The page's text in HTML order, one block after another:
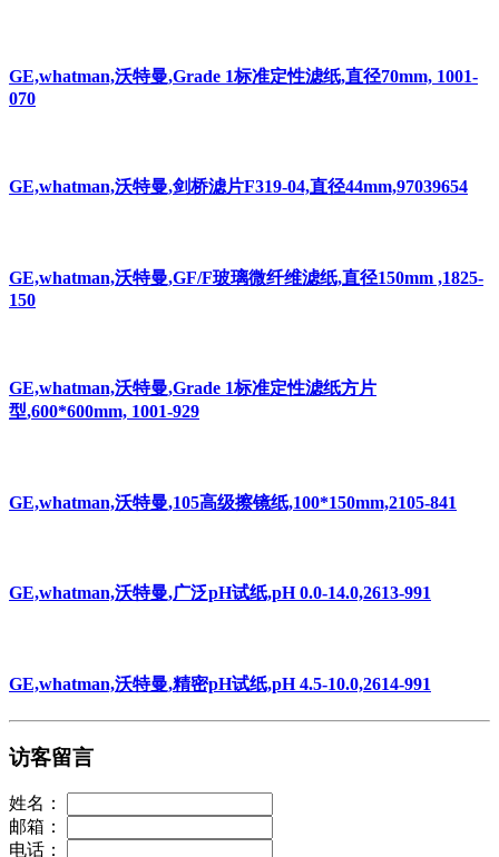
GE,whatman,沃特曼,Grade 1标准定性滤纸,直径70mm, 1001-
070
GE,whatman,沃特曼,剑桥滤片F319-04,直径44mm,97039654
GE,whatman,沃特曼,GF/F玻璃微纤维滤纸,直径150mm ,1825-
150
GE,whatman,沃特曼,Grade 1标准定性滤纸方片
型,600*600mm, 1001-929
GE,whatman,沃特曼,105高级擦镜纸,100*150mm,2105-841
GE,whatman,沃特曼,广泛pH试纸,pH 0.0-14.0,2613-991
GE,whatman,沃特曼,精密pH试纸,pH 4.5-10.0,2614-991
访客留言
姓名：
邮箱：
电话：